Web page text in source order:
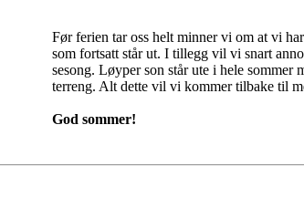
Før ferien tar oss helt minner vi om at vi
som fortsatt står ut. I tillegg vil vi snart
sesong. Løyper son står ute i hele
terreng. Alt dette vil vi kommer tilbake til
God sommer!